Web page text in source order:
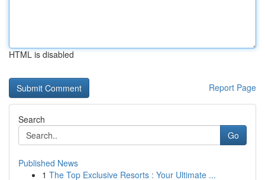
HTML is disabled
Report Page
Search
Go
Published News
1 The Top Exclusive Resorts : Your Ultimate ...